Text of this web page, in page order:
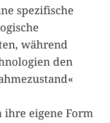
spezifische
während
den
eigene Form